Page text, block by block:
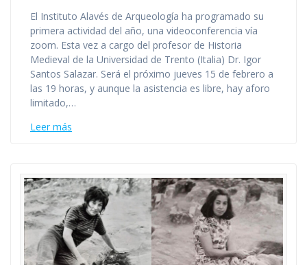
El Instituto Alavés de Arqueología ha programado su
primera actividad del año, una videoconferencia vía
zoom. Esta vez a cargo del profesor de Historia
Medieval de la Universidad de Trento (Italia) Dr. Igor
Santos Salazar. Será el próximo jueves 15 de febrero a
las 19 horas, y aunque la asistencia es libre, hay aforo
limitado,…
Leer más